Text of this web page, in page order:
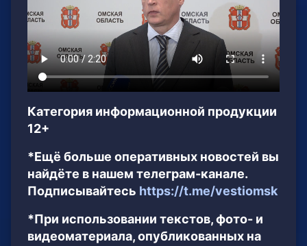
Категория информационной продукции
12+
*Ещё больше оперативных новостей вы
найдёте в нашем телеграм-канале.
Подписывайтесь https://t.me/vestiomsk
*При использовании текстов, фото- и
видеоматериала, опубликованных на